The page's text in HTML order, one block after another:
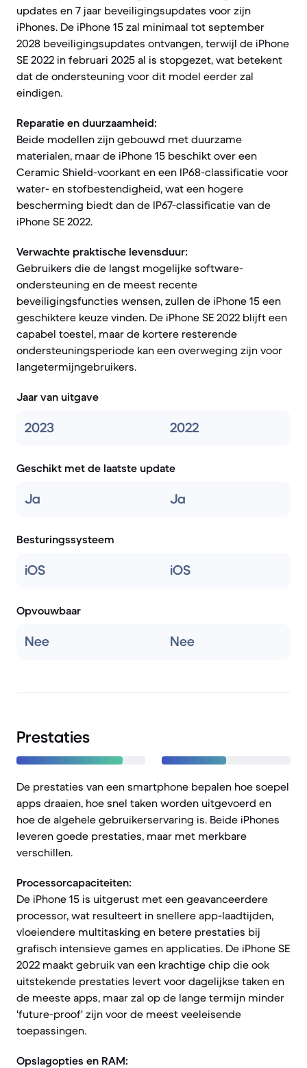
updates en 7 jaar beveiligingsupdates voor zijn
iPhones. De iPhone 15 zal minimaal tot september
2028 beveiligingsupdates ontvangen, terwijl de iPhone
SE 2022 in februari 2025 al is stopgezet, wat betekent
dat de ondersteuning voor dit model eerder zal
eindigen.
Reparatie en duurzaamheid:
Beide modellen zijn gebouwd met duurzame
materialen, maar de iPhone 15 beschikt over een
Ceramic Shield-voorkant en een IP68-classificatie voor
water- en stofbestendigheid, wat een hogere
bescherming biedt dan de IP67-classificatie van de
iPhone SE 2022.
Verwachte praktische levensduur:
Gebruikers die de langst mogelijke software-
ondersteuning en de meest recente
beveiligingsfuncties wensen, zullen de iPhone 15 een
geschiktere keuze vinden. De iPhone SE 2022 blijft een
capabel toestel, maar de kortere resterende
ondersteuningsperiode kan een overweging zijn voor
langetermijngebruikers.
Jaar van uitgave
2023 2022
Geschikt met de laatste update
Ja Ja
Besturingssysteem
iOS iOS
Opvouwbaar
Nee Nee
Prestaties
De prestaties van een smartphone bepalen hoe soepel
apps draaien, hoe snel taken worden uitgevoerd en
hoe de algehele gebruikerservaring is. Beide iPhones
leveren goede prestaties, maar met merkbare
verschillen.
Processorcapaciteiten:
De iPhone 15 is uitgerust met een geavanceerdere
processor, wat resulteert in snellere app-laadtijden,
vloeiendere multitasking en betere prestaties bij
grafisch intensieve games en applicaties. De iPhone SE
2022 maakt gebruik van een krachtige chip die ook
uitstekende prestaties levert voor dagelijkse taken en
de meeste apps, maar zal op de lange termijn minder
'future-proof' zijn voor de meest veeleisende
toepassingen.
Opslagopties en RAM: